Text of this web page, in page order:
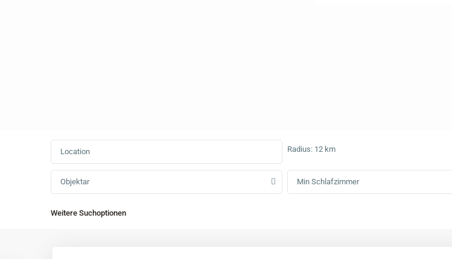
Radius: 12 km
Objektar Min Schlafzimmer
Weitere Suchoptionen